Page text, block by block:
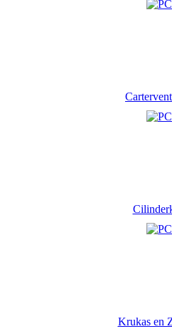
Krukas en